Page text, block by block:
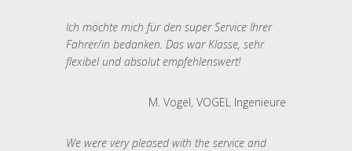
Ich möchte mich für den super Service Ihrer
Fahrer/in bedanken. Das war Klasse, sehr
flexibel und absolut empfehlenswert!
M. Vogel, VOGEL Ingenieure
We were very pleased with the service and